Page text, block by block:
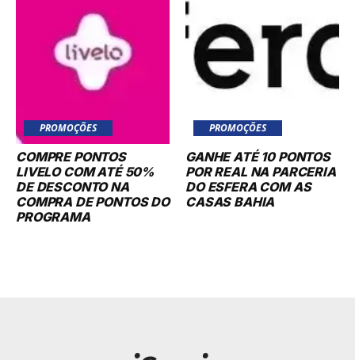
PROMOÇÕES
COMPRE PONTOS
LIVELO COM ATÉ 50%
DE DESCONTO NA
COMPRA DE PONTOS DO
PROGRAMA
PROMOÇÕES
GANHE ATÉ 10 PONTOS
POR REAL NA PARCERIA
DO ESFERA COM AS
CASAS BAHIA